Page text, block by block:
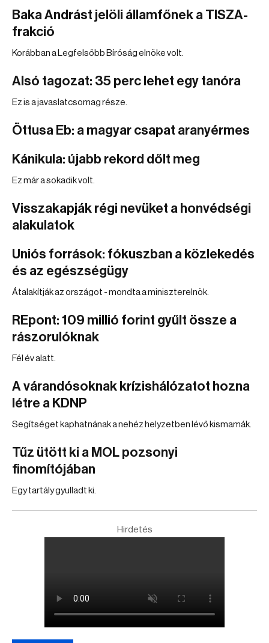
Baka Andrást jelöli államfőnek a TISZA-
frakció
Korábban a Legfelsőbb Bíróság elnöke volt.
Alsó tagozat: 35 perc lehet egy tanóra
Ez is a javaslatcsomag része.
Öttusa Eb: a magyar csapat aranyérmes
Kánikula: újabb rekord dőlt meg
Ez már a sokadik volt.
Visszakapják régi nevüket a honvédségi
alakulatok
Uniós források: fókuszban a közlekedés
és az egészségügy
Átalakítják az országot - mondta a miniszterelnök.
REpont: 109 millió forint gyűlt össze a
rászorulóknak
Fél év alatt.
A várandósoknak krízishálózatot hozna
létre a KDNP
Segítséget kaphatnának a nehéz helyzetben lévő kismamák.
Tűz ütött ki a MOL pozsonyi
finomítójában
Egy tartály gyulladt ki.
Hirdetés